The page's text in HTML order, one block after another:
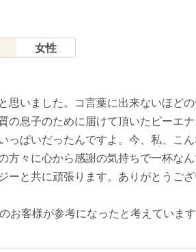
女性
思いました。コ言葉に出来ないほど
の息子のために届けて頂いたビーエ
っぱいだったんですよ。今、私、こ
方々に心から感謝の気持ちで一杯な
ーと共に頑張ります。ありがとうござ
お客様が参考になったと考えています